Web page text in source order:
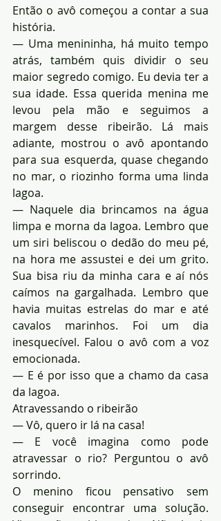
Então o avô começou a contar a sua
história.
— Uma menininha, há muito tempo
atrás, também quis dividir o seu
maior segredo comigo. Eu devia ter a
sua idade. Essa querida menina me
levou pela mão e seguimos a
margem desse ribeirão. Lá mais
adiante, mostrou o avô apontando
para sua esquerda, quase chegando
no mar, o riozinho forma uma linda
lagoa.
— Naquele dia brincamos na água
limpa e morna da lagoa. Lembro que
um siri beliscou o dedão do meu pé,
na hora me assustei e dei um grito.
Sua bisa riu da minha cara e aí nós
caímos na gargalhada. Lembro que
havia muitas estrelas do mar e até
cavalos marinhos. Foi um dia
inesquecível. Falou o avô com a voz
emocionada.
— E é por isso que a chamo da casa
da lagoa.
Atravessando o ribeirão
— Vô, quero ir lá na casa!
— E você imagina como pode
atravessar o rio? Perguntou o avô
sorrindo.
O menino ficou pensativo sem
conseguir encontrar uma solução.